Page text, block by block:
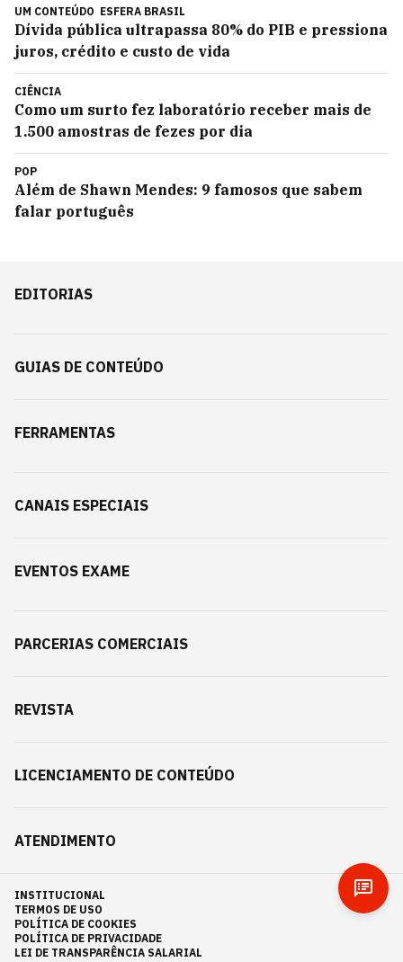
UM CONTEÚDO ESFERA BRASIL
Dívida pública ultrapassa 80% do PIB e pressiona
juros, crédito e custo de vida
CIÊNCIA
Como um surto fez laboratório receber mais de
1.500 amostras de fezes por dia
POP
Além de Shawn Mendes: 9 famosos que sabem
falar português
EDITORIAS
GUIAS DE CONTEÚDO
FERRAMENTAS
CANAIS ESPECIAIS
EVENTOS EXAME
PARCERIAS COMERCIAIS
REVISTA
LICENCIAMENTO DE CONTEÚDO
ATENDIMENTO
INSTITUCIONAL
TERMOS DE USO
POLÍTICA DE COOKIES
POLÍTICA DE PRIVACIDADE
LEI DE TRANSPARÊNCIA SALARIAL